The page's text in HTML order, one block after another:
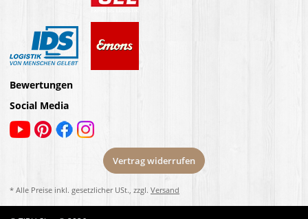
Bewertungen
Social Media
Vertrag widerrufen
* Alle Preise inkl. gesetzlicher USt., zzgl. Versand